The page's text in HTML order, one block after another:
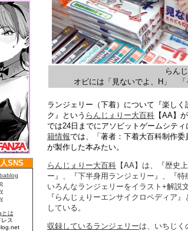
らん
オビには「見ないでよ、H」 「
ランジェリー（下着）について『楽し
ク』という らんじぇりー大百科 【AA】
では24日までにアソビットゲームシティ
籍情報では、「著者：下着大百科制作委
が製作した本みたい。
らんじぇりー大百科 【AA】は、『歴史
ー』、『下半身用ランジェリー』、『特
いろんなランジェリーをイラスト+解説
『らんじぇりーエンサイクロペディア
している。
収録しているランジェリーは、いちじく